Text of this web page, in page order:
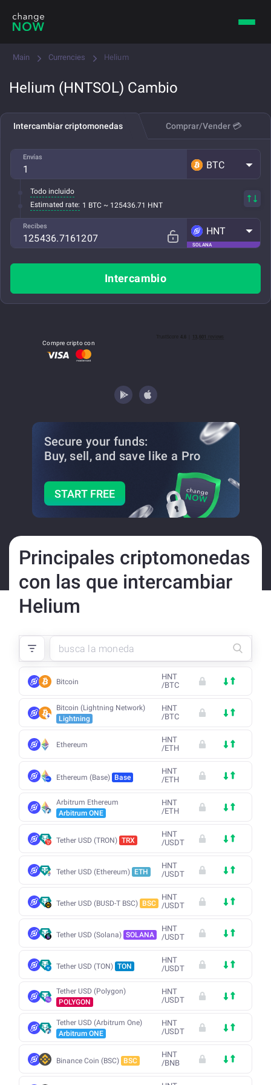
Main Currencies Helium
Helium (HNTSOL) Cambio
Intercambiar criptomonedas Comprar/Vender 💳
Envías
BTC
Todo incluido
Estimated rate: 1 BTC ~ 125436.71 HNT
Recibes
SOLANA
HNT
Intercambio
Compre cripto con
Secure your funds:
Buy, sell, and save like a Pro
START FREE
Principales criptomonedas
con las que intercambiar
Helium
Bitcoin
HNT
/BTC
Bitcoin (Lightning Network)
Lightning
HNT
/BTC
Ethereum
HNT
/ETH
Ethereum (Base) Base
HNT
/ETH
Arbitrum Ethereum
Arbitrum ONE
HNT
/ETH
Tether USD (TRON) TRX
HNT
/USDT
Tether USD (Ethereum) ETH
HNT
/USDT
Tether USD (BUSD-T BSC) BSC
HNT
/USDT
Tether USD (Solana) SOLANA
HNT
/USDT
Tether USD (TON) TON
HNT
/USDT
Tether USD (Polygon)
POLYGON
HNT
/USDT
Tether USD (Arbitrum One)
Arbitrum ONE
HNT
/USDT
Binance Coin (BSC) BSC
HNT
/BNB